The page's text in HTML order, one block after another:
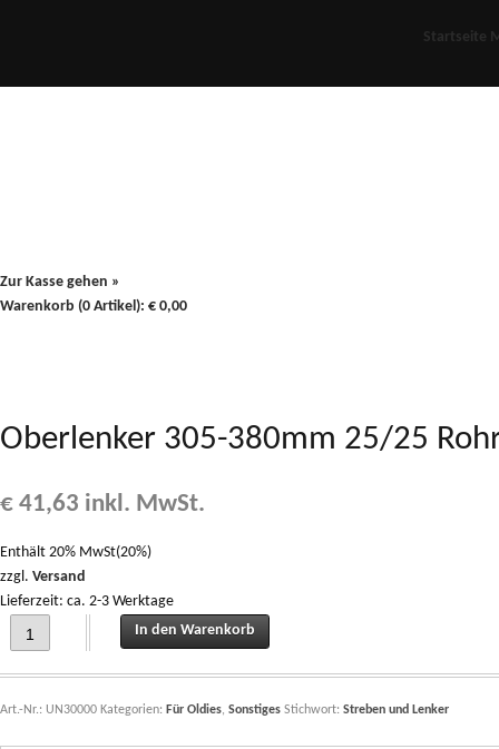
Startseite
Zur Kasse gehen »
Warenkorb (0 Artikel): € 0,00
Oberlenker 305-380mm 25/25
€ 41,63 inkl. MwSt.
Enthält 20% MwSt(20%)
zzgl. Versand
Lieferzeit: ca. 2-3 Werktage
Oberlenker 305-380mm 25/25 Rohr 180mm für Steyr Traktoren quantity
In den Warenkorb
Art.-Nr.: UN30000 Kategorien: Für Oldies, Sonstiges Stichwort: Streben und Lenker